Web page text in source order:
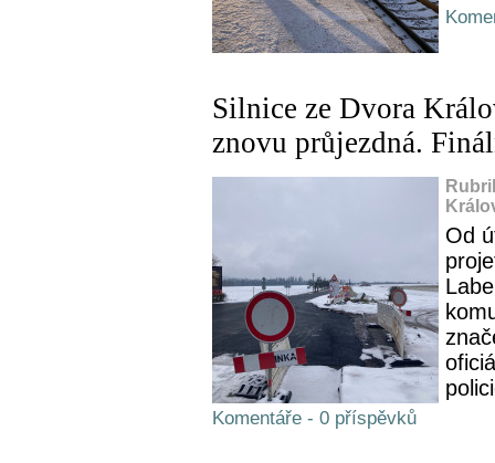
Silnice ze Dvora
znovu průjezdná.
Od
Komentáře - 0 příspěvků